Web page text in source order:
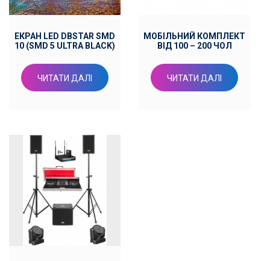
ЕКРАН LED DBSTAR SMD
10 (SMD 5 ULTRA BLACK)
ЧИТАТИ ДАЛІ
МОБІЛЬНИЙ КОМПЛЕКТ
ВІД 100 – 200 ЧОЛ
ЧИТАТИ ДАЛІ